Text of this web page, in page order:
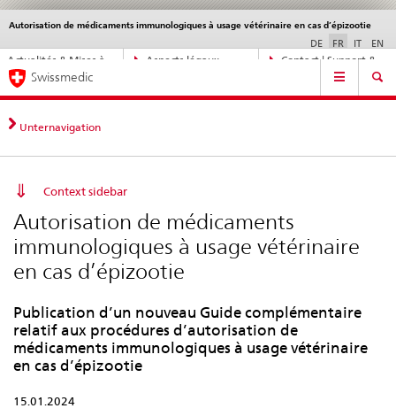
Navigation
directe:
actualités,
juridiques,
Actualités & Mises à
Aspects légaux,
Contact | Support &
Autorisation de médicaments immunologiques à usage vétérinaire en cas d’épizootie
DE FR IT EN
Service
Navigation
Swissmedic
Unternavigation
Context sidebar
Autorisation de médicaments
immunologiques à usage vétérinaire
en cas d’épizootie
Publication d’un nouveau Guide complémentaire
relatif aux procédures d’autorisation de
médicaments immunologiques à usage vétérinaire
en cas d’épizootie
15.01.2024